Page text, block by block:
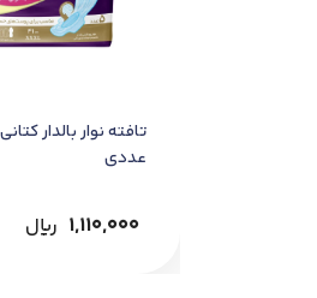
عددي
1,110,000 ﷼